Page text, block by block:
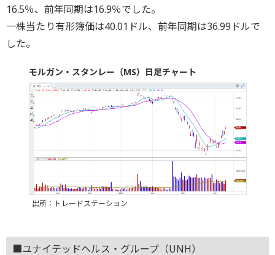
16.5％、前年同期は16.9％でした。
一株当たり有形簿価は40.01ドル、前年同期は36.99ドルで
した。
モルガン・スタンレー（MS）日足チャート
出所：トレードステーション
■ユナイテッドヘルス・グループ（UNH）